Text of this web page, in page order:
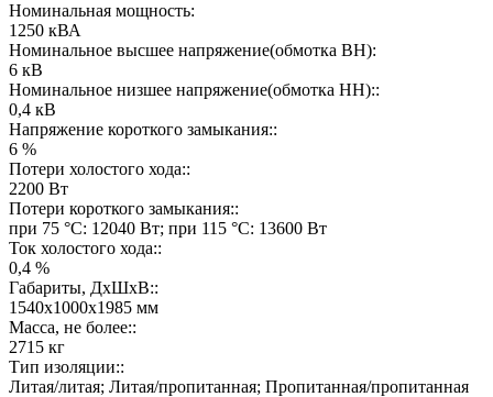
Номинальная мощность:
1250 кВА
Номинальное высшее напряжение(обмотка ВН):
6 кВ
Номинальное низшее напряжение(обмотка НН)::
0,4 кВ
Напряжение короткого замыкания::
6 %
Потери холостого хода::
2200 Вт
Потери короткого замыкания::
при 75 °C: 12040 Вт; при 115 °C: 13600 Вт
Ток холостого хода::
0,4 %
Габариты, ДхШхВ::
1540х1000х1985 мм
Масса, не более::
2715 кг
Тип изоляции::
Литая/литая; Литая/пропитанная; Пропитанная/пропитанная